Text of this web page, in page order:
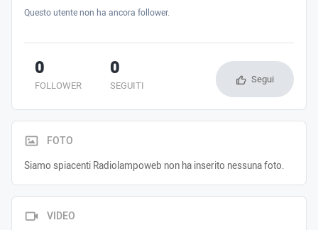
Questo utente non ha ancora follower.
FOLLOWER
0
SEGUITI
0 Segui
FOTO
Siamo spiacenti Radiolampoweb non ha inserito nessuna foto.
VIDEO